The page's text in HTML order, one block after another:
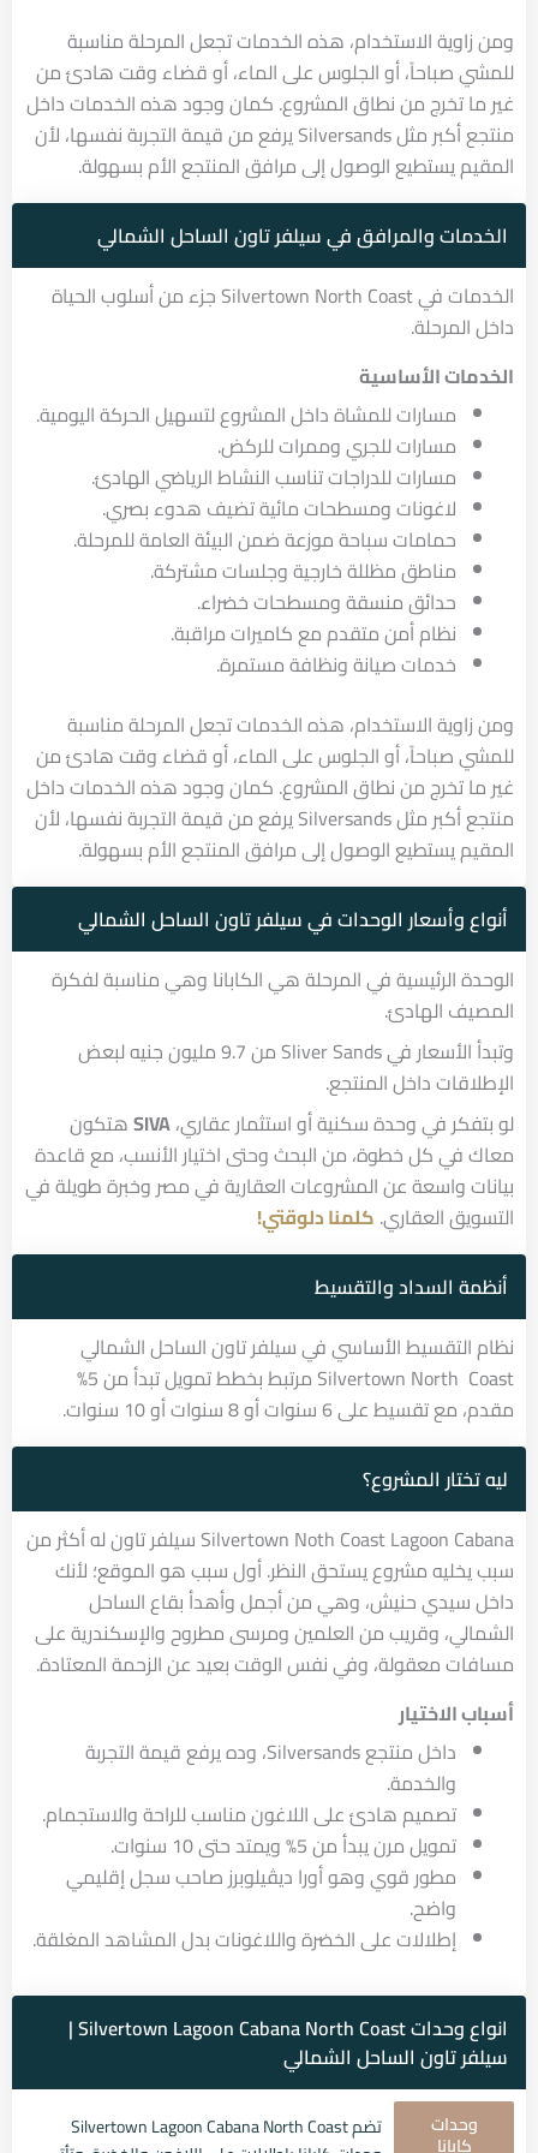
ومن زاوية الاستخدام، هذه الخدمات تجعل المرحلة مناسبة
للمشي صباحاً، أو الجلوس على الماء، أو قضاء وقت هادئ من
غير ما تخرج من نطاق المشروع. كمان وجود هذه الخدمات داخل
منتجع أكبر مثل Silversands يرفع من قيمة التجربة نفسها، لأن
المقيم يستطيع الوصول إلى مرافق المنتجع الأم بسهولة.
الخدمات والمرافق في سيلفر تاون الساحل الشمالي
الخدمات في Silvertown North Coast جزء من أسلوب الحياة
داخل المرحلة.
الخدمات الأساسية
مسارات للمشاة داخل المشروع لتسهيل الحركة اليومية.
مسارات للجري وممرات للركض.
مسارات للدراجات تناسب النشاط الرياضي الهادئ.
لاغونات ومسطحات مائية تضيف هدوء بصري.
حمامات سباحة موزعة ضمن البيئة العامة للمرحلة.
مناطق مظللة خارجية وجلسات مشتركة.
حدائق منسقة ومسطحات خضراء.
نظام أمن متقدم مع كاميرات مراقبة.
خدمات صيانة ونظافة مستمرة.
ومن زاوية الاستخدام، هذه الخدمات تجعل المرحلة مناسبة
للمشي صباحاً، أو الجلوس على الماء، أو قضاء وقت هادئ من
غير ما تخرج من نطاق المشروع. كمان وجود هذه الخدمات داخل
منتجع أكبر مثل Silversands يرفع من قيمة التجربة نفسها، لأن
المقيم يستطيع الوصول إلى مرافق المنتجع الأم بسهولة.
أنواع وأسعار الوحدات في سيلفر تاون الساحل الشمالي
الوحدة الرئيسية في المرحلة هي الكابانا وهي مناسبة لفكرة
المصيف الهادئ.
وتبدأ الأسعار في Sliver Sands من 9.7 مليون جنيه لبعض
الإطلاقات داخل المنتجع.
لو بتفكر في وحدة سكنية أو استثمار عقاري،SIVAهتكون
معاك في كل خطوة، من البحث وحتى اختيار الأنسب، مع قاعدة
بيانات واسعة عن المشروعات العقارية في مصر وخبرة طويلة في
التسويق العقاري. كلمنادلوقتي!
أنظمة السداد والتقسيط
نظام التقسيط الأساسي في سيلفر تاون الساحل الشمالي
Silvertown North Coast مرتبط بخطط تمويل تبدأ من 5%
مقدم، مع تقسيط على 6 سنوات أو 8 سنوات أو 10 سنوات.
ليه تختار المشروع؟
Silvertown Noth Coast Lagoon Cabana سيلفر تاون له أكثر من
سبب يخليه مشروع يستحق النظر. أول سبب هو الموقع؛ لأنك
داخل سيدي حنيش، وهي من أجمل وأهدأ بقاع الساحل
الشمالي، وقريب من العلمين ومرسى مطروح والإسكندرية على
مسافات معقولة، وفي نفس الوقت بعيد عن الزحمة المعتادة.
أسباب الاختيار
داخل منتجع Silversands، وده يرفع قيمة التجربة
والخدمة.
تصميم هادئ على اللاغون مناسب للراحة والاستجمام.
تمويل مرن يبدأ من 5% ويمتد حتى 10 سنوات.
مطور قوي وهو أورا ديڤيلوبرز صاحب سجل إقليمي
واضح.
إطلالات على الخضرة واللاغونات بدل المشاهد المغلقة.
انواع وحدات Silvertown Lagoon Cabana North Coast |
سيلفر تاون الساحل الشمالي
وحدات
كابانا
تضم Silvertown Lagoon Cabana North Coast